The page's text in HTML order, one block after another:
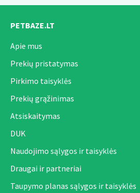
PETBAZE.LT
Apie mus
Prekių pristatymas
Pirkimo taisyklės
Prekių grąžinimas
Atsiskaitymas
DUK
Naudojimo sąlygos ir taisyklės
Draugai ir partneriai
Taupymo planas sąlygos ir taisyklės